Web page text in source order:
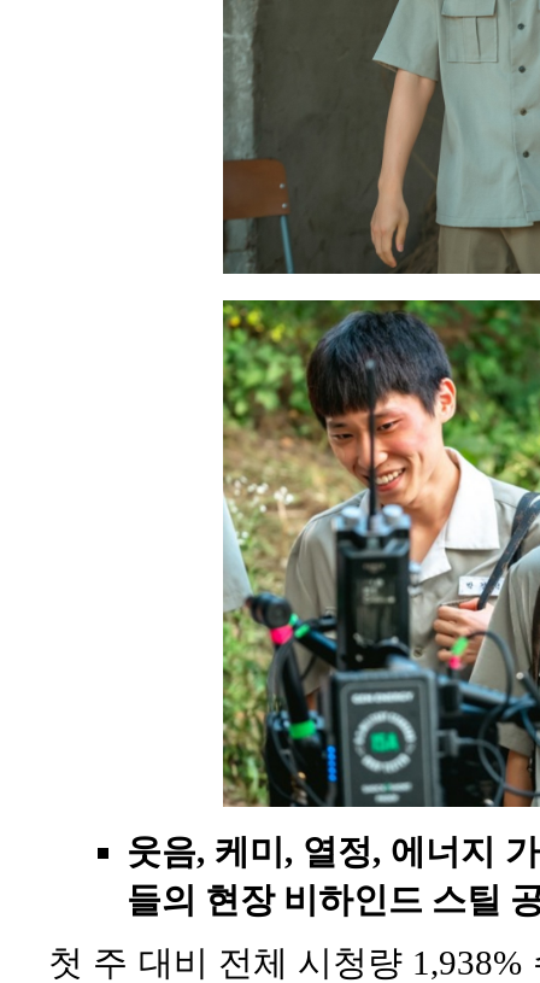
웃음, 케미, 열정, 에너지
들의 현장 비하인드 스틸
첫 주 대비 전체 시청량